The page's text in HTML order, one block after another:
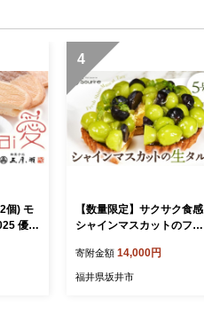
個) モ
優秀
菓子
さつ
4
【数量限定】サクサク食感
シャインマスカットのフレ
直径15cm (4～5人前) 850g
【2026年8月発送】 【シャ
寄附金額 14,000円
福井県坂井市